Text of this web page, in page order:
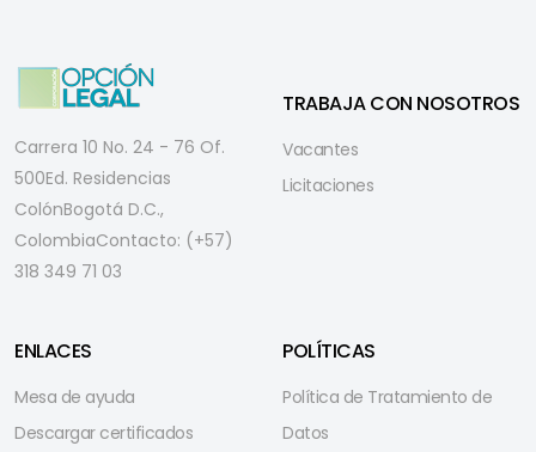
Carrera 10 No. 24 - 76 Of.
500Ed. Residencias
ColónBogotá D.C.,
ColombiaContacto: (+57)
318 349 71 03
TRABAJA CON NOSOTROS
Vacantes
Licitaciones
ENLACES
Mesa de ayuda
Descargar certificados
POLÍTICAS
Política de Tratamiento de
Datos